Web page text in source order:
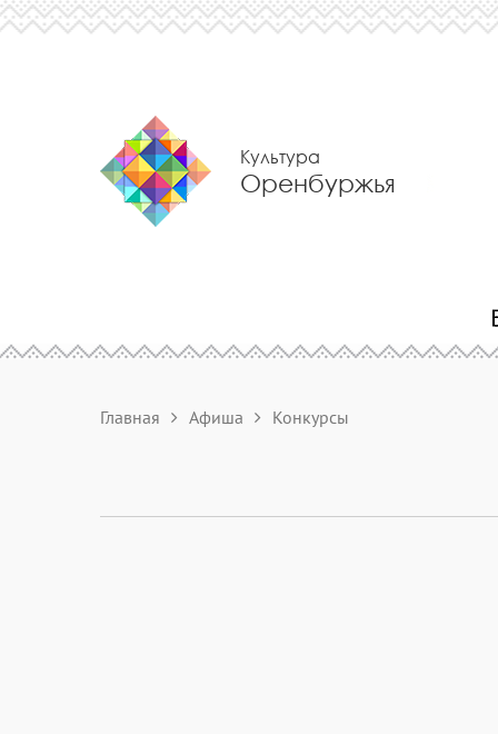
Культура
Оренбуржья
Главная Афиша Конкурсы